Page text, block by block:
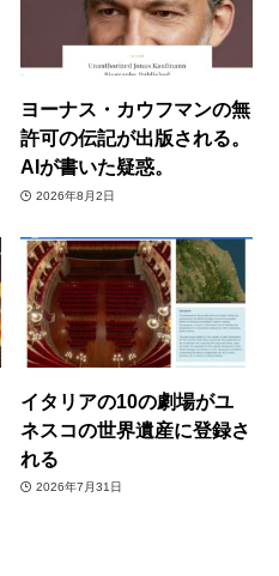
ヨーナス・カウフマンの無
許可の伝記が出版される。
AIが書いた疑惑。
2026年8月2日
イタリアの10の劇場がユ
ネスコの世界遺産に登録さ
れる
2026年7月31日